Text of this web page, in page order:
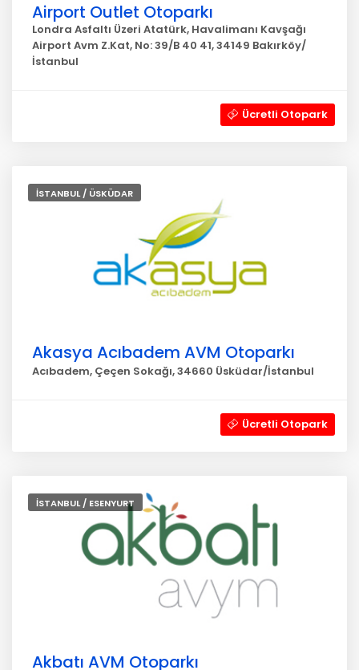
Airport Outlet Otoparkı
Londra Asfaltı Üzeri Atatürk, Havalimanı Kavşağı
Airport Avm Z.Kat, No: 39/B 40 41, 34149 Bakırköy/
İstanbul
Ücretli Otopark
İSTANBUL / ÜSKÜDAR
Akasya Acıbadem AVM Otoparkı
Acıbadem, Çeçen Sokağı, 34660 Üsküdar/İstanbul
Ücretli Otopark
İSTANBUL / ESENYURT
Akbatı AVM Otoparkı